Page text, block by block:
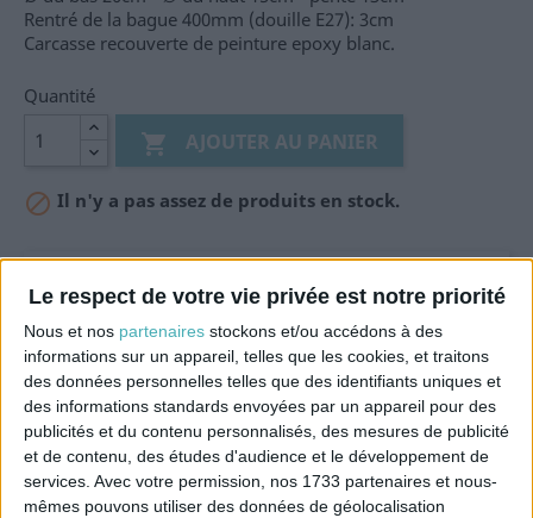
Le respect de votre vie privée est notre priorité
Nous et nos partenaires stockons et/ou accédons à des
informations sur un appareil, telles que les cookies, et traitons
des données personnelles telles que des identifiants uniques et
des informations standards envoyées par un appareil pour des
publicités et du contenu personnalisés, des mesures de publicité
et de contenu, des études d'audience et le développement de
services. Avec votre permission, nos 1733 partenaires et nous-
mêmes pouvons utiliser des données de géolocalisation
Rentré de la bague 400mm (douille E27): 3cm
Carcasse recouverte de peinture epoxy blanc.
Quantité
 AJOUTER AU PANIER
 Il n'y a pas assez de produits en stock.
J'accepte les conditions générales etla politique
de confidentialité
PRÉVENEZ-MOI LORSQUE LE PRODUIT EST